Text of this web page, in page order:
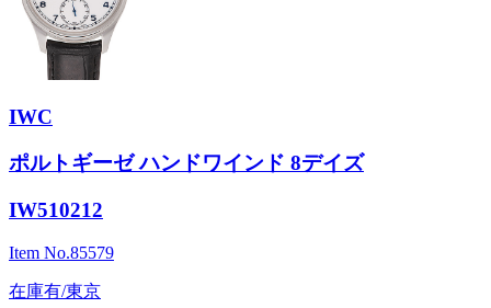
IWC
ポルトギーゼ ハンドワインド 8デイズ
IW510212
Item No.85579
在庫有/東京